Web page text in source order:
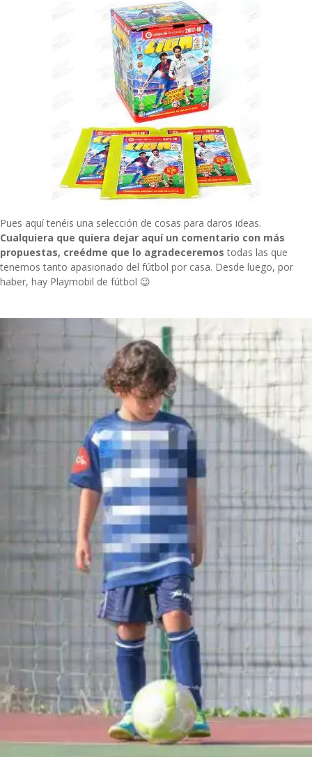
Pues aquí tenéis una selección de cosas para daros ideas.
Cualquiera que quiera dejar aquí un comentario con más
propuestas, creédme que lo agradeceremos todas las que
tenemos tanto apasionado del fútbol por casa. Desde luego, por
haber, hay Playmobil de fútbol 😉